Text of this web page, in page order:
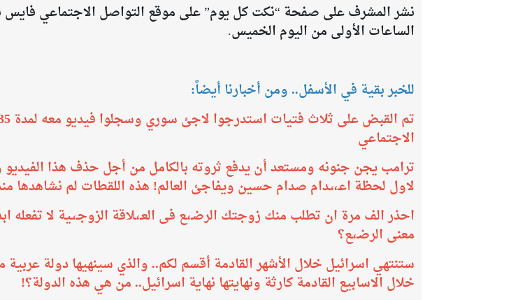
نشر المشرف على صفحة “نكت كل يوم” على موقع التواصل الاجتماعي فايس
الساعات الأولى من اليوم الخميس.
للخبر بقية في الأسفل.. ومن أخبارنا أيضاً:
الاجتماعي
ترامب يجن جنونه ومستعد أن يدفع ثروته بالكامل من أجل حذف هذا الفيديو
لاول لحظة اعـ،،ـدام صدام حسين ويفاجئ العالم! هذه اللقطات لم نشاهدها
احذر الف مرة ان تطلب منك زوجتك الرضـ،ـع فى العـ،ـلاقة الزوجـ،ـية لا
معنى الرضـ،ـع؟
ستنتهي اسرائيل خلال الأشهر القادمة أقسم لكم.. والذي سينهيها دولة
خلال الاسابيع القادمة كارثة ونهايتها نهاية اسرائيل.. من هي هذه الدولة؟!